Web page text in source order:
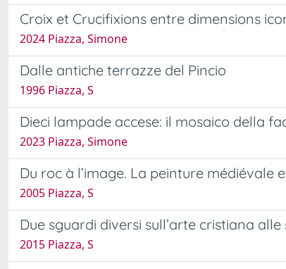
Croix et Crucifixions entre dimensions
2024 Piazza, Simone
Dalle antiche terrazze del Pincio
1996 Piazza, S
Dieci lampade accese: il mosaico della
2023 Piazza, Simone
Du roc à l’image. La peinture
2005 Piazza, S
Due sguardi diversi sull’arte cristiana
2015 Piazza, S